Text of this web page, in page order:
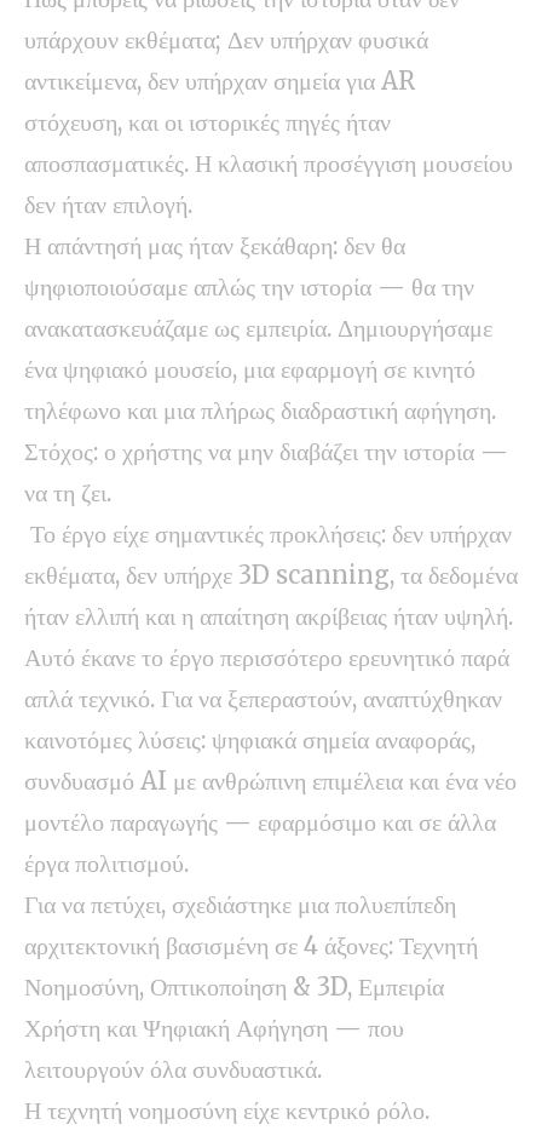
υπάρχουν εκθέματα; Δεν υπήρχαν φυσικά
αντικείμενα, δεν υπήρχαν σημεία για AR
στόχευση, και οι ιστορικές πηγές ήταν
αποσπασματικές. Η κλασική προσέγγιση μουσείου
δεν ήταν επιλογή.
Η απάντησή μας ήταν ξεκάθαρη: δεν θα
ψηφιοποιούσαμε απλώς την ιστορία — θα την
ανακατασκευάζαμε ως εμπειρία. Δημιουργήσαμε
ένα ψηφιακό μουσείο, μια εφαρμογή σε κινητό
τηλέφωνο και μια πλήρως διαδραστική αφήγηση.
Στόχος: ο χρήστης να μην διαβάζει την ιστορία —
να τη ζει.
️ Το έργο είχε σημαντικές προκλήσεις: δεν υπήρχαν
εκθέματα, δεν υπήρχε 3D scanning, τα δεδομένα
ήταν ελλιπή και η απαίτηση ακρίβειας ήταν υψηλή.
Αυτό έκανε το έργο περισσότερο ερευνητικό παρά
απλά τεχνικό. Για να ξεπεραστούν, αναπτύχθηκαν
καινοτόμες λύσεις: ψηφιακά σημεία αναφοράς,
συνδυασμό AI με ανθρώπινη επιμέλεια και ένα νέο
μοντέλο παραγωγής — εφαρμόσιμο και σε άλλα
έργα πολιτισμού.
Για να πετύχει, σχεδιάστηκε μια πολυεπίπεδη
αρχιτεκτονική βασισμένη σε 4 άξονες: Τεχνητή
Νοημοσύνη, Οπτικοποίηση & 3D, Εμπειρία
Χρήστη και Ψηφιακή Αφήγηση — που
λειτουργούν όλα συνδυαστικά.
Η τεχνητή νοημοσύνη είχε κεντρικό ρόλο.